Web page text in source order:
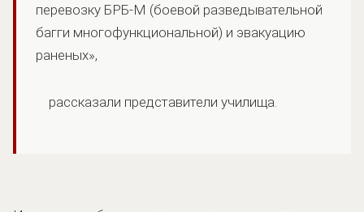
перевозку БРБ-М (боевой разведывательной
багги многофункциональной) и эвакуацию
раненых»,
рассказали представители училища.